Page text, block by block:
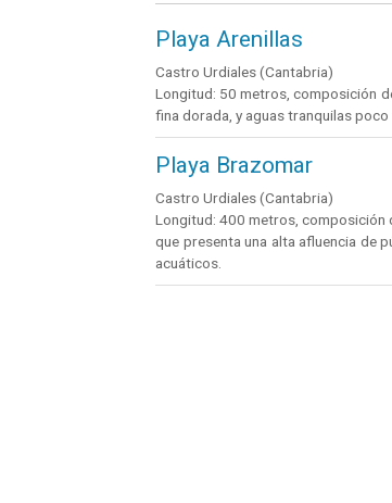
Playa Arenillas
Castro Urdiales (Cantabria)
Longitud: 50 metros, composición
fina dorada, y aguas tranquilas
Playa Brazomar
Castro Urdiales (Cantabria)
Longitud: 400 metros, composición
que presenta una alta afluencia de
acuáticos.